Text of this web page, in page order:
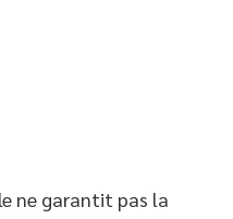
ne garantit pas la